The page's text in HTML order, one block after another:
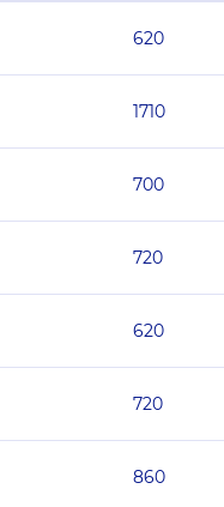
620
1710
700
720
620
720
860